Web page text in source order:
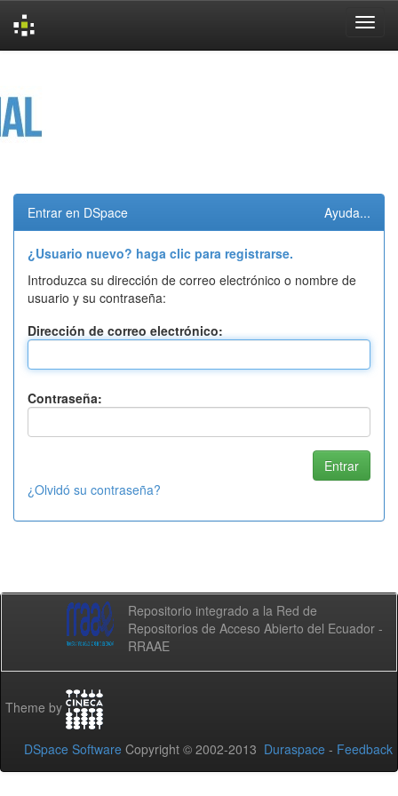
Entrar en DSpace Ayuda...
¿Usuario nuevo? haga clic para registrarse.
Introduzca su dirección de correo electrónico o nombre de
usuario y su contraseña:
Dirección de correo electrónico:
Contraseña:
¿Olvidó su contraseña?
Repositorio integrado a la Red de
Repositorios de Acceso Abierto del Ecuador -
RRAAE
Theme by
DSpace Software Copyright © 2002-2013 Duraspace - Feedback